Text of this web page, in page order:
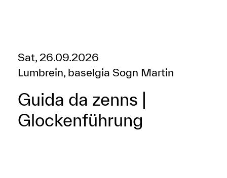
Sat, 26.09.2026
Lumbrein, baselgia Sogn Martin
Guida da zenns |
Glockenführung